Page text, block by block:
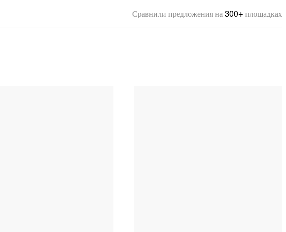
Сравнили предложения на 300+ площадках